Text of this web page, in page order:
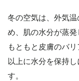
冬の空気は、外気
め、肌の水分が蒸発
もともと皮膚のバ
以上に水分を保持
す。